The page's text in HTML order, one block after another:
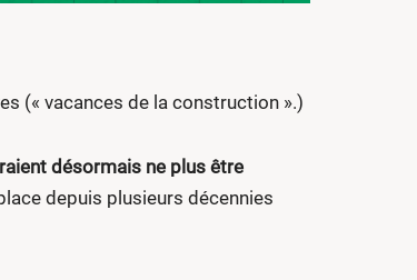
(« vacances de la construction ».)
désormais ne plus être
depuis plusieurs décennies